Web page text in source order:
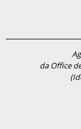
da Office